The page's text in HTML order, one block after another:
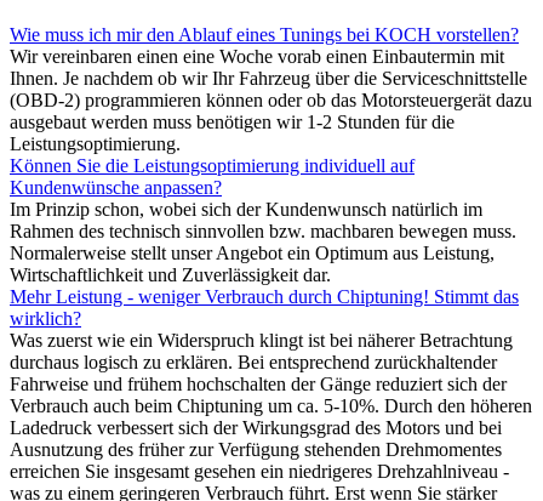
Wie muss ich mir den Ablauf eines Tunings bei KOCH vorstellen?
Wir vereinbaren einen eine Woche vorab einen Einbautermin mit
Ihnen. Je nachdem ob wir Ihr Fahrzeug über die Serviceschnittstelle
(OBD-2) programmieren können oder ob das Motorsteuergerät dazu
ausgebaut werden muss benötigen wir 1-2 Stunden für die
Leistungsoptimierung.
Können Sie die Leistungsoptimierung individuell auf
Kundenwünsche anpassen?
Im Prinzip schon, wobei sich der Kundenwunsch natürlich im
Rahmen des technisch sinnvollen bzw. machbaren bewegen muss.
Normalerweise stellt unser Angebot ein Optimum aus Leistung,
Wirtschaftlichkeit und Zuverlässigkeit dar.
Mehr Leistung - weniger Verbrauch durch Chiptuning! Stimmt das
wirklich?
Was zuerst wie ein Widerspruch klingt ist bei näherer Betrachtung
durchaus logisch zu erklären. Bei entsprechend zurückhaltender
Fahrweise und frühem hochschalten der Gänge reduziert sich der
Verbrauch auch beim Chiptuning um ca. 5-10%. Durch den höheren
Ladedruck verbessert sich der Wirkungsgrad des Motors und bei
Ausnutzung des früher zur Verfügung stehenden Drehmomentes
erreichen Sie insgesamt gesehen ein niedrigeres Drehzahlniveau -
was zu einem geringeren Verbrauch führt. Erst wenn Sie stärker